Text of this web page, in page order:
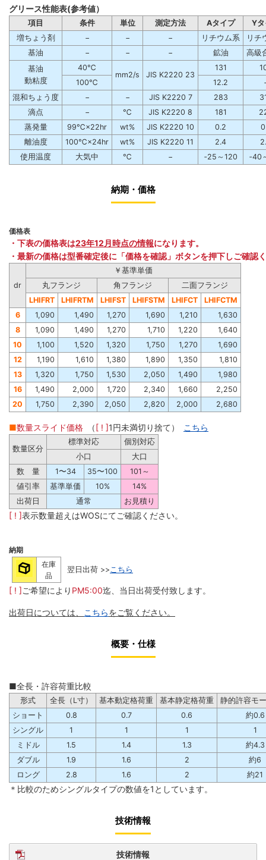
グリース性能表(参考値）
項目 条件 単位 測定方法 Aタイプ
Y
増ちょう剤
− − − リチウム系
リチ
基油
− − − 鉱油
高級
基油
動粘度
40℃
mm2/s
JIS K2220 23
131
100℃
12.2
混和ちょう度
− − JIS K2220 7 283
滴点
− ℃ JIS K2220 8 181
蒸発量
99℃×22hr wt% JIS K2220 10 0.2
離油度
100℃×24hr wt% JIS K2220 11 2.4
使用温度
大気中 ℃ − ‐25～120 ‐40
納期・価格
価格表
・下表の価格表は23年12月時点の情報になります。
・最新の価格は型番確定後に「価格を確認」ボタンを押下しご確認
dr
￥基準単価
丸フランジ
角フランジ
二面フランジ
LHIFRT
LHIFRTM LHIFST LHIFSTM LHIFCT
LHIFCTM
6
1,090 1,490 1,270 1,690 1,210
1,630
8
1,090 1,490 1,270 1,710 1,220
1,640
10
1,100 1,520 1,320 1,750 1,270
1,690
12
1,190 1,610 1,380 1,890 1,350
1,810
13
1,320 1,750 1,530 2,050 1,490
1,980
16
1,490 2,000 1,720 2,340 1,660
2,250
20
1,750 2,390 2,050 2,820 2,000 2,680
■数量スライド価格 （[ ! ]1円未満切り捨て） こちら
数量区分
標準対応
個別対応
小口
大口
数 量
1〜34 35〜100
101～
値引率
基準単価 10%
14%
出荷日
通常 お見積り
[ ! ]表示数量超えはWOSにてご確認ください。
納期
在庫
品
翌日出荷 >> こちら
[ ! ]ご希望により PM5:00迄、当日出荷受付致します。
出荷日については、 こちらをご覧ください。
概要・仕様
■全長・許容荷重比較
形式 全長（L寸） 基本動定格荷重 基本静定格荷重
静的許容モ
ショート
0.8 0.7 0.6
約0.6
シングル
1 1 1
1
ミドル
1.5 1.4 1.3
約4.3
ダブル
1.9 1.6 2
約6
ロング
2.8 1.6 2 約21
＊比較のためシングルタイプの数値を1としています。
技術情報
技術情報